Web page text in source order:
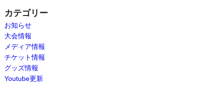
カテゴリー
お知らせ
大会情報
メディア情報
チケット情報
グッズ情報
Youtube更新